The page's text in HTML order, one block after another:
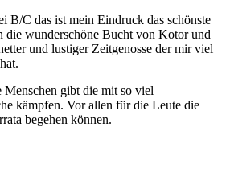
B/C das ist mein Eindruck das schönste
die wunderschöne Bucht von Kotor und
und lustiger Zeitgenosse der mir viel
Menschen gibt die mit so viel
kämpfen. Vor allen für die Leute die
begehen können.